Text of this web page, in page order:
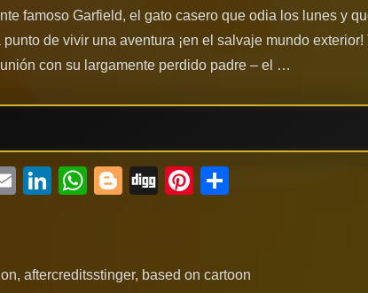
famoso Garfield, el gato casero que odia los lunes y
punto de vivir una aventura ¡en el salvaje mundo exterior!
con su largamente perdido padre – el …
EmailLinkedIn
WhatsApp
Blogger
DiggPinterest
,aftercreditsstinger, based on cartoon